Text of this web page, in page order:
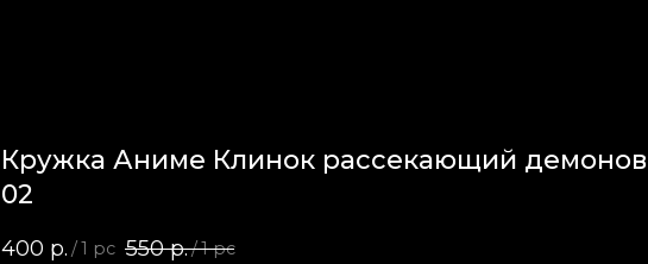
Кружка Аниме Клинок рассекающий демонов
02
400 р. /1 pc 550 р./1 pc